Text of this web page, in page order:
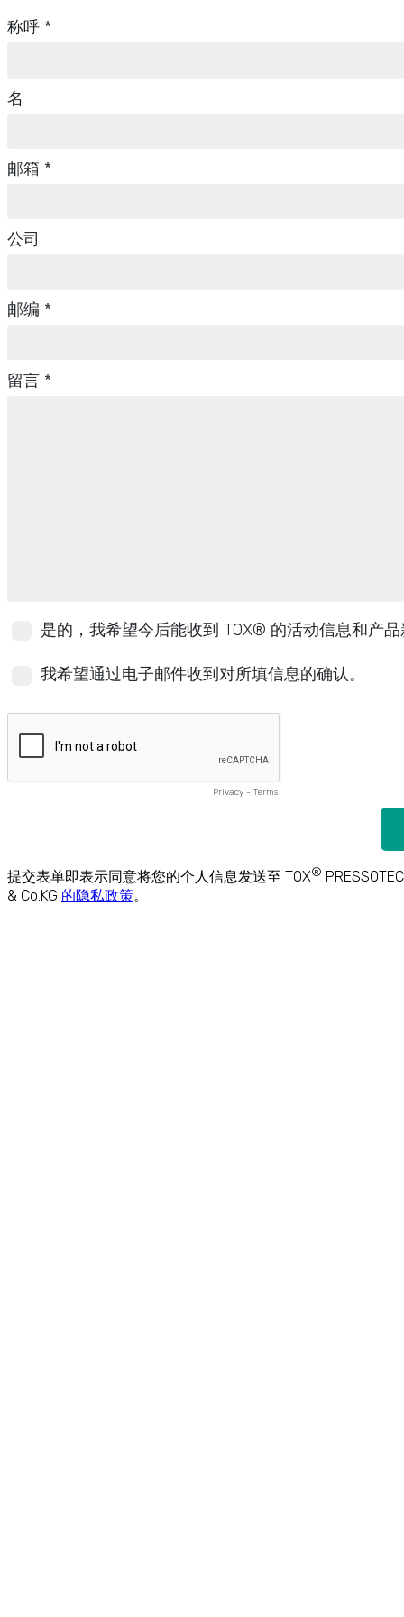
称呼 *
名
邮箱 *
公司
邮编 *
留言 *
是的，我希望今后能收到 TOX® 的活动信息和产
我希望通过电子邮件收到对所填信息的确认。
Privacy - Terms
提交表单即表示同意将您的个人信息发送至 TOX®
& Co.KG 的隐私政策。